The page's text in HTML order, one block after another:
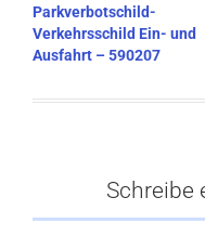
Parkverbotschild-
Verkehrsschild Ein- und
Ausfahrt – 590207
Schreibe